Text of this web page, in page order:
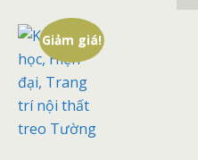
Giảm giá!